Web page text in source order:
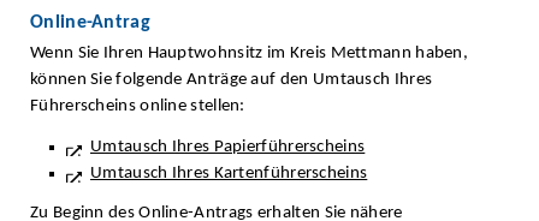
Online-Antrag
Wenn Sie Ihren Hauptwohnsitz im Kreis Mettmann haben,
können Sie folgende Anträge auf den Umtausch Ihres
Führerscheins online stellen:
Umtausch Ihres Papierführerscheins
Umtausch Ihres Kartenführerscheins
Zu Beginn des Online-Antrags erhalten Sie nähere